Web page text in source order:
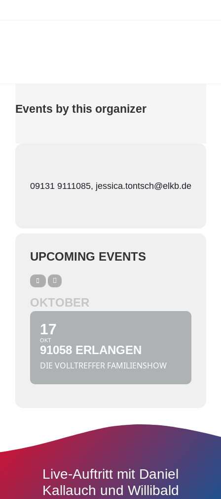
Events by this organizer
09131 9111085, jessica.tontsch@elkb.de
UPCOMING EVENTS
OKTOBER
17
OKT
91058 ERLANGEN
DIE VOLLTREFFER FAMILIENSHOW
Live-Auftritt mit Daniel
Kallauch und Willibald